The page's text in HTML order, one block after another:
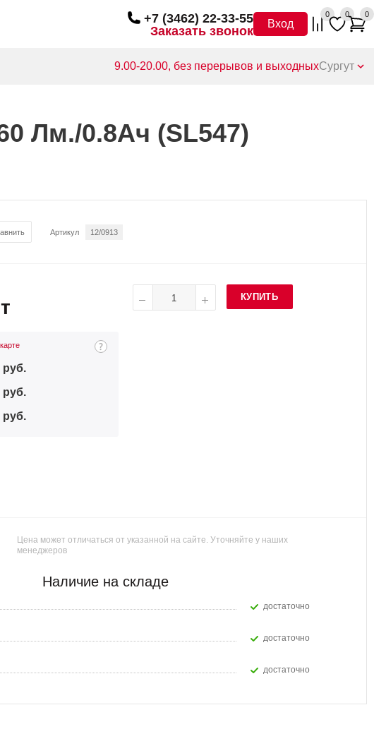
+7 (3462) 22-33-55
Заказать звонок
Вход
0 0 0
9.00-20.00, без перерывов и выходныхСургут
Лм./0.8Ач (SL547)
Артикул 12/0913
руб.
руб.
руб.
КУПИТЬ
Цена может отличаться от указанной на сайте. Уточняйте у наших
менеджеров
Наличие на складе
Достаточно
Достаточно
Достаточно